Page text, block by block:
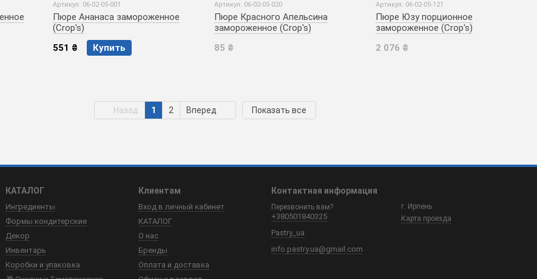
Артикул: 06-02-05-001
Пюре Ананаса замороженное
(Crop's)
551 ₴
Купить
Артикул: 06-02-05-020
Пюре Красного Апельсина
замороженное (Crop's)
85 ₴
Артикул: 06-02-05-121
Пюре Юзу порционное
замороженное (Crop's)
2 076 ₴
Назад 1 2 Вперед Показать все
КАТАЛОГ
Ингредиенты
Формы кондитерские
Декор
Инвентарь
Коробки и упаковка
Клиентам
Вход в личный кабинет
КАТАЛОГ
О нас
Бренды
Оплата и доставка
Контактная информация
Перезвонить вам?
+380501840325
Pastry_ua
info.pastry.ua@gmail.com
г. Ирпень
Карта проезда